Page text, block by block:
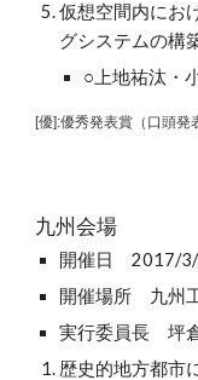
仮想空間内にお
グシステムの構
○上地祐汰・
[優]:優秀発表賞（口頭発
九州会場
開催日　2017/
開催場所　九州
実行委員長　坪
歴史的地方都市